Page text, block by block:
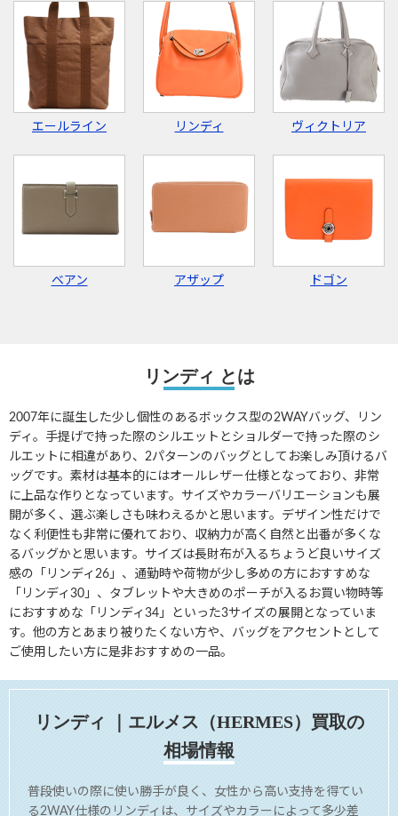
エールライン リンディ ヴィクトリア
ベアン アザップ ドゴン
リンディ とは
2007年に誕生した少し個性のあるボックス型の2WAYバッグ、リン
ディ。手提げで持った際のシルエットとショルダーで持った際のシ
ルエットに相違があり、2パターンのバッグとしてお楽しみ頂けるバ
ッグです。素材は基本的にはオールレザー仕様となっており、非常
に上品な作りとなっています。サイズやカラーバリエーションも展
開が多く、選ぶ楽しさも味わえるかと思います。デザイン性だけで
なく利便性も非常に優れており、収納力が高く自然と出番が多くな
るバッグかと思います。サイズは長財布が入るちょうど良いサイズ
感の「リンディ26」、通勤時や荷物が少し多めの方におすすめな
「リンディ30」、タブレットや大きめのポーチが入るお買い物時等
におすすめな「リンディ34」といった3サイズの展開となっていま
す。他の方とあまり被りたくない方や、バッグをアクセントとして
ご使用したい方に是非おすすめの一品。
リンディ ｜エルメス（HERMES）
買取の
相場情報
普段使いの際に使い勝手が良く、女性から高い支持を得てい
る2WAY仕様のリンディは、サイズやカラーによって多少差